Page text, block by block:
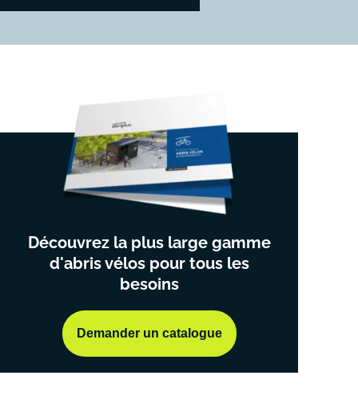
Découvrez la plus large gamme
d'abris vélos pour tous les
besoins
Demander un catalogue